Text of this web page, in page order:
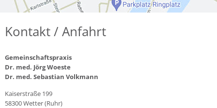
Kontakt / Anfahrt
Gemeinschaftspraxis
Dr. med. Jörg Woeste
Dr. med. Sebastian Volkmann
Kaiserstraße 199
58300 Wetter (Ruhr)